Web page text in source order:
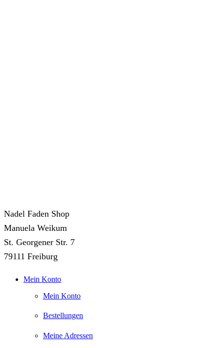
Nadel Faden Shop
Manuela Weikum
St. Georgener Str. 7
79111 Freiburg
Mein Konto
Mein Konto
Bestellungen
Meine Adressen